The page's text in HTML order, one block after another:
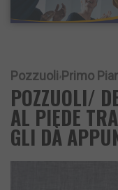
Pozzuoli Primo
POZZUOLI/
AL PIEDE
GLI DÀ